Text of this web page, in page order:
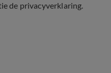
de privacyverklaring.